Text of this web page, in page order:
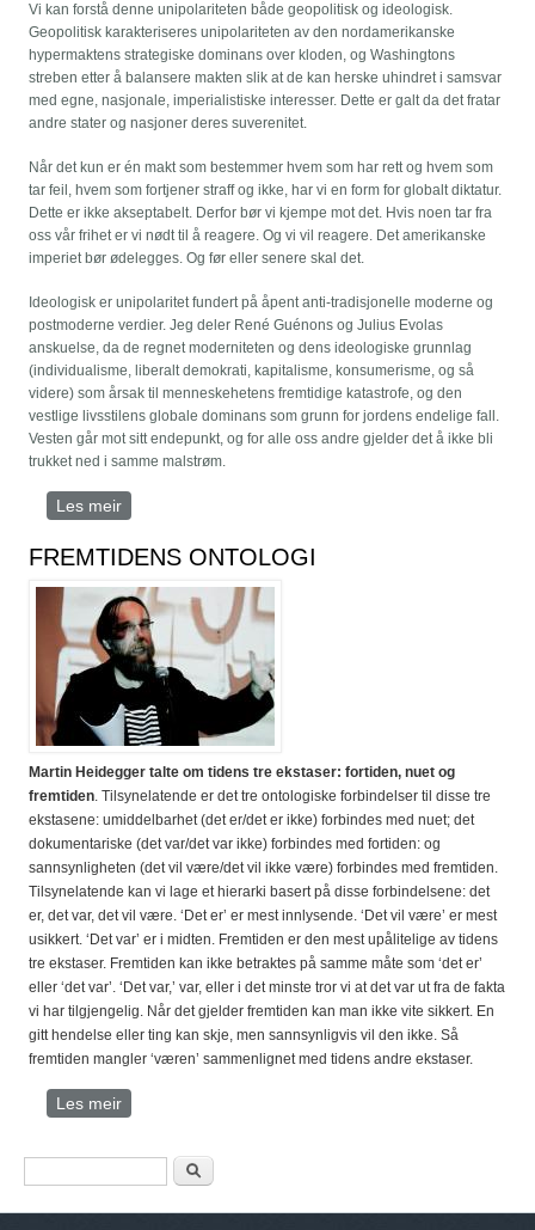
Vi kan forstå denne unipolariteten både geopolitisk og ideologisk.
Geopolitisk karakteriseres unipolariteten av den nordamerikanske
hypermaktens strategiske dominans over kloden, og Washingtons
streben etter å balansere makten slik at de kan herske uhindret i samsvar
med egne, nasjonale, imperialistiske interesser. Dette er galt da det fratar
andre stater og nasjoner deres suverenitet.
Når det kun er én makt som bestemmer hvem som har rett og hvem som
tar feil, hvem som fortjener straff og ikke, har vi en form for globalt diktatur.
Dette er ikke akseptabelt. Derfor bør vi kjempe mot det. Hvis noen tar fra
oss vår frihet er vi nødt til å reagere. Og vi vil reagere. Det amerikanske
imperiet bør ødelegges. Og før eller senere skal det.
Ideologisk er unipolaritet fundert på åpent anti-tradisjonelle moderne og
postmoderne verdier. Jeg deler René Guénons og Julius Evolas
anskuelse, da de regnet moderniteten og dens ideologiske grunnlag
(individualisme, liberalt demokrati, kapitalisme, konsumerisme, og så
videre) som årsak til menneskehetens fremtidige katastrofe, og den
vestlige livsstilens globale dominans som grunn for jordens endelige fall.
Vesten går mot sitt endepunkt, og for alle oss andre gjelder det å ikke bli
trukket ned i samme malstrøm.
Les meir
FREMTIDENS ONTOLOGI
Martin Heidegger talte om tidens tre ekstaser: fortiden, nuet og
fremtiden. Tilsynelatende er det tre ontologiske forbindelser til disse tre
ekstasene: umiddelbarhet (det er/det er ikke) forbindes med nuet; det
dokumentariske (det var/det var ikke) forbindes med fortiden: og
sannsynligheten (det vil være/det vil ikke være) forbindes med fremtiden.
Tilsynelatende kan vi lage et hierarki basert på disse forbindelsene: det
er, det var, det vil være. ‘Det er’ er mest innlysende. ‘Det vil være’ er mest
usikkert. ‘Det var’ er i midten. Fremtiden er den mest upålitelige av tidens
tre ekstaser. Fremtiden kan ikke betraktes på samme måte som ‘det er’
eller ‘det var’. ‘Det var,’ var, eller i det minste tror vi at det var ut fra de fakta
vi har tilgjengelig. Når det gjelder fremtiden kan man ikke vite sikkert. En
gitt hendelse eller ting kan skje, men sannsynligvis vil den ikke. Så
fremtiden mangler ‘væren’ sammenlignet med tidens andre ekstaser.
Les meir